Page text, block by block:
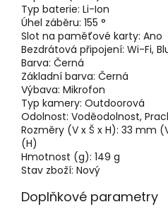
Typ baterie: Li-Ion
Úhel záběru: 155 °
Slot na paměťové karty: Ano
Bezdrátová připojení: Wi-Fi,
Barva: Černá
Základní barva: Černá
Výbava: Mikrofon
Typ kamery: Outdoorová
Odolnost: Voděodolnost,
Rozměry (V x Š x H): 33 mm
(H)
Hmotnost (g): 149 g
Stav zboží: Nový
Doplňkové parametry